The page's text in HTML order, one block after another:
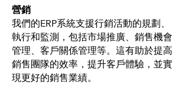
營銷
我們的ERP系統支援行銷活動的規劃、
執行和監測，包括市場推廣、銷售機會
管理、客戶關係管理等。這有助於提高
銷售團隊的效率，提升客戶體驗，並實
現更好的銷售業績。